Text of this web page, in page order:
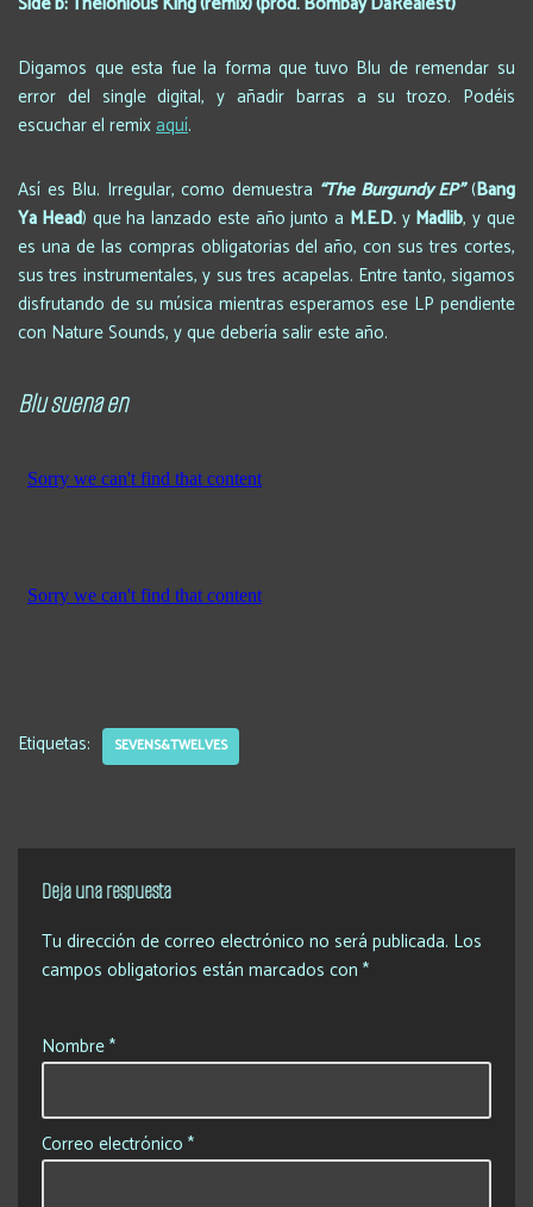
Digamos que esta fue la forma que tuvo Blu de remendar su
error del single digital, y añadir barras a su trozo. Podéis
escuchar el remixaquí.
Así es Blu. Irregular, como demuestra “The Burgundy EP”(Bang
Ya Head) que ha lanzado este año junto a M.E.D.y Madlib, y que
es una de las compras obligatorias del año, con sus tres cortes,
sus tres instrumentales, y sus tres acapelas. Entre tanto, sigamos
disfrutando de su música mientras esperamos ese LP pendiente
con Nature Sounds, y que debería salir este año.
Blu suena en
Etiquetas: SEVENS&TWELVES
Deja una respuesta
Tu dirección de correo electrónico no será publicada. Los
campos obligatorios están marcados con *
Nombre*
Correo electrónico *